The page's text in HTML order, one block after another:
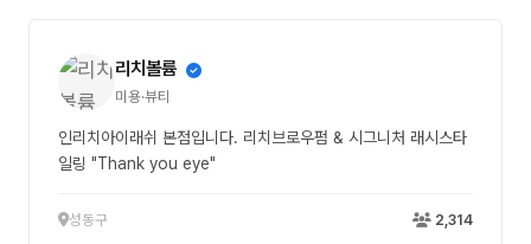
리치볼륨
미용·뷰티
인리치아이래쉬 본점입니다. 리치브로우펌 & 시그니처 래시스타
일링 "Thank you eye"
성동구 2,314